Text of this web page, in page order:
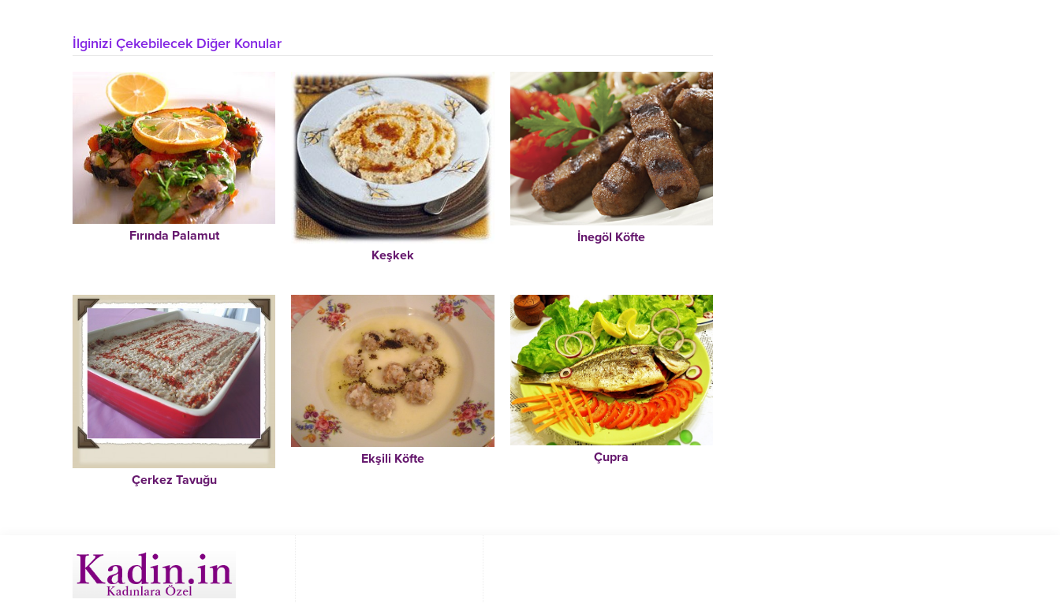
İlginizi Çekebilecek Diğer Konular
Fırında Palamut
Keşkek
İnegöl Köfte
Çerkez Tavuğu
Ekşili Köfte Çupra